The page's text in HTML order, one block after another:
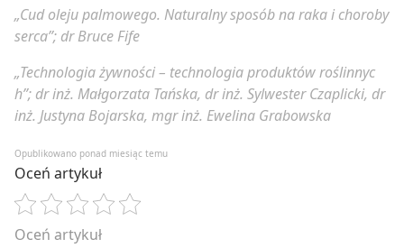
„Cud oleju palmowego. Naturalny sposób na raka i choroby
serca”; dr Bruce Fife
„Technologia żywności – technologia produktów roślinnyc
h”; dr inż. Małgorzata Tańska, dr inż. Sylwester Czaplicki, dr
inż. Justyna Bojarska, mgr inż. Ewelina Grabowska
Opublikowano ponad miesiąc temu
Oceń artykuł
Oceń artykuł